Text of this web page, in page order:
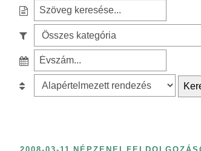
e
c
z
é
a
z
e
r